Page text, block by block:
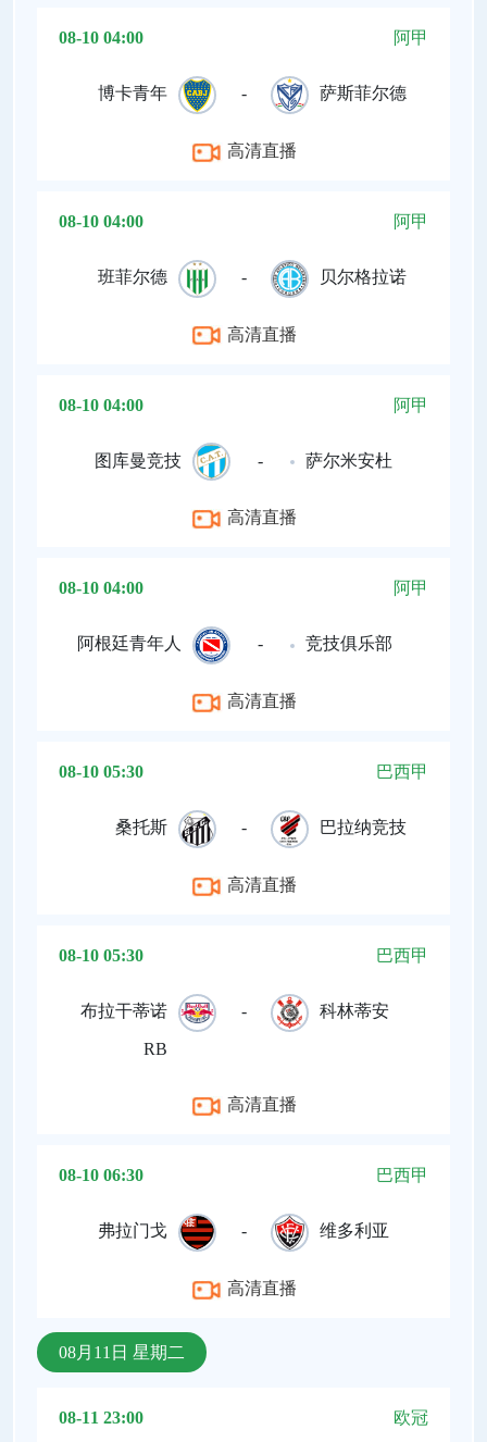
08-10 04:00 阿甲
博卡青年 - 萨斯菲尔德
高清直播
08-10 04:00 阿甲
班菲尔德 - 贝尔格拉诺
高清直播
08-10 04:00 阿甲
图库曼竞技 - 萨尔米安杜
高清直播
08-10 04:00 阿甲
阿根廷青年人 - 竞技俱乐部
高清直播
08-10 05:30 巴西甲
桑托斯 - 巴拉纳竞技
高清直播
08-10 05:30 巴西甲
布拉干蒂诺
RB
- 科林蒂安
高清直播
08-10 06:30 巴西甲
弗拉门戈 - 维多利亚
高清直播
08月11日 星期二
08-11 23:00 欧冠